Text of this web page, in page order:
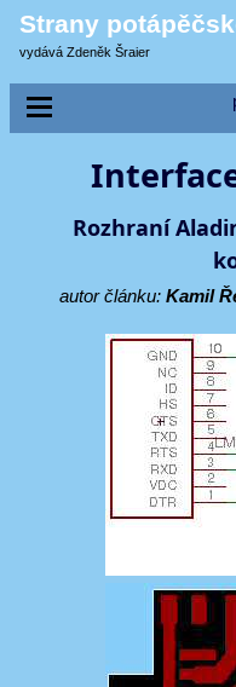
Strany
vydává Zdeněk Šraier
Rozhraní
autor článku: Kamil